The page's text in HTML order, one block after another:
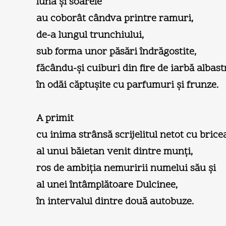
au coborât cândva printre ramuri,
de-a lungul trunchiului,
sub forma unor păsări îndrăgostite,
făcându-şi cuiburi din fire de iarbă
în odăi căptuşite cu parfumuri şi frunze.
A primit
cu inima strânsă scrijelitul netot cu
al unui băietan venit dintre munţi,
ros de ambiţia nemuririi numelui său şi
al unei întâmplătoare Dulcinee,
în intervalul dintre două autobuze.